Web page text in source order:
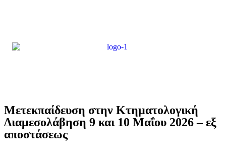
Μετεκπαίδευση στην Κτηματολογική
Διαμεσολάβηση 9 και 10 Μαΐου 2026 – εξ
αποστάσεως